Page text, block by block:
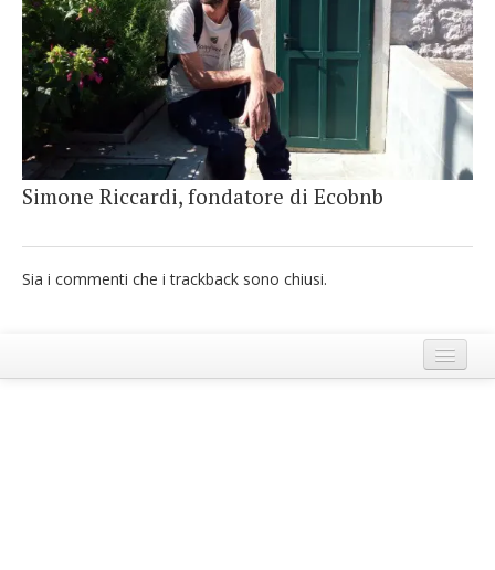
English
Spanish
French
Italiano
Simone Riccardi, fondatore di Ecobnb
Sia i commenti che i trackback sono chiusi.